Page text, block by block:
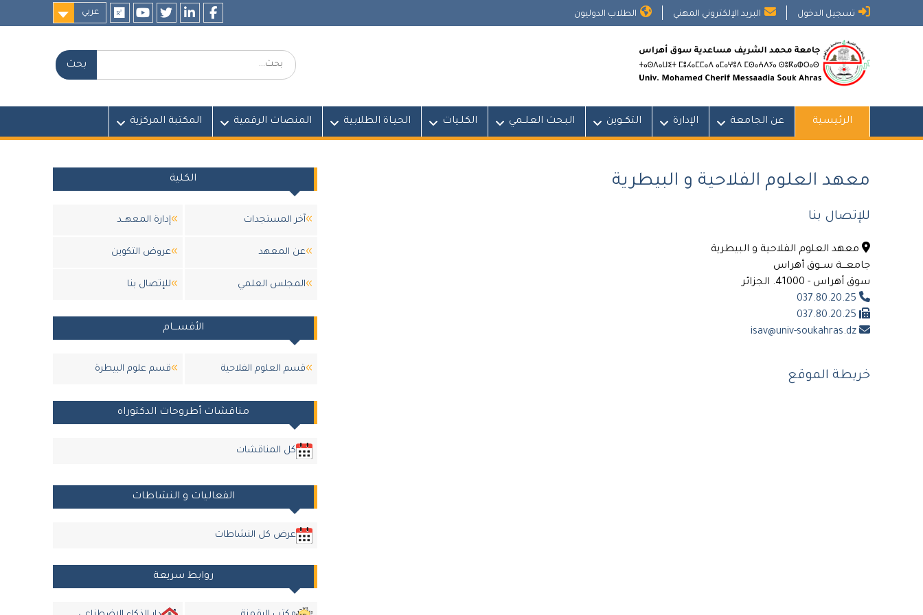
تسجيل الدخول البريد الإلكتروني المهني الطلاب الدوليون
عربي
بحث:
الرئيسية عن الجامعة الإدارة التكــوين البـحث العلــمي الكلـيات الحيـاة الطلابية المنصات الرقمية المكتبة المركزية
معهد العلوم الفلاحية و البيطرية
للإتصال بنا
معهد العلوم الفلاحية و البيطرية
جامعـــة ســوق أهراس
سوق أهراس - 41000. الجزائر
خريطة الموقع
الكلية
آخر المستجدات إدارة المعهــد
عن المعهد عروض التكوين
المجلس العلمي للإتصال بنا
الأقســـام
قسم العلوم الفلاحية قسم علوم البيطرة
مناقشات أطروحات الدكتوراه
كل المناقشات
الفعاليات و النشاطات
عرض كل النشاطات
روابط سريعة